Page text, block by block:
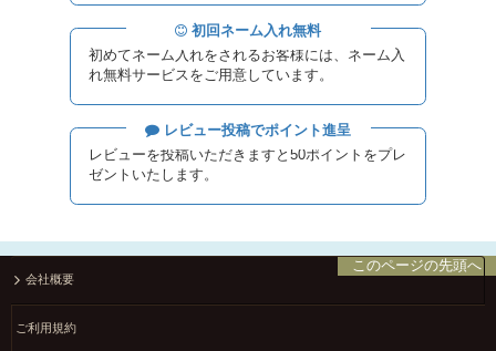
初回ネーム入れ無料
初めてネーム入れをされるお客様には、ネーム入
れ無料サービスをご用意しています。
レビュー投稿でポイント進呈
レビューを投稿いただきますと50ポイントをプレ
ゼントいたします。
このページの先頭へ
会社概要
ご利用規約